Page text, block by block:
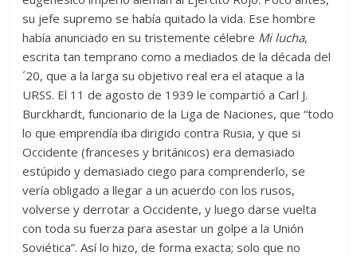
su jefe supremo se había quitado la vida. Ese hombre
había anunciado en su tristemente célebre Mi lucha,
escrita tan temprano como a mediados de la década del
´20, que a la larga su objetivo real era el ataque a la
URSS. El 11 de agosto de 1939 le compartió a Carl J.
Burckhardt, funcionario de la Liga de Naciones, que “todo
lo que emprendía iba dirigido contra Rusia, y que si
Occidente (franceses y británicos) era demasiado
estúpido y demasiado ciego para comprenderlo, se
vería obligado a llegar a un acuerdo con los rusos,
volverse y derrotar a Occidente, y luego darse vuelta
con toda su fuerza para asestar un golpe a la Unión
Soviética”. Así lo hizo, de forma exacta; solo que no